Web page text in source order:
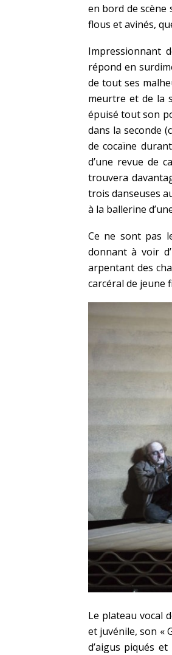
en bord de scène
flous et avinés,
Impressionnant
répond en
de tout ses
meurtre et de la
épuisé tout son
dans la seconde
de cocaïne
d’une revue de
trouvera
trois danseuses
à la ballerine
Ce ne sont pas
donnant à voir
arpentant des
carcéral de jeune
Le plateau vocal
et juvénile, son «
d’aigus piqués